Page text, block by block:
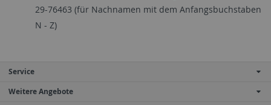
29-76463 (für Nachnamen mit dem Anfangsbuchstaben
N - Z)
Service
Weitere Angebote